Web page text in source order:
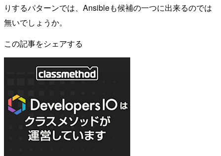
りするパターンでは、Ansibleも候補の一つに出来るのでは
無いでしょうか。
この記事をシェアする